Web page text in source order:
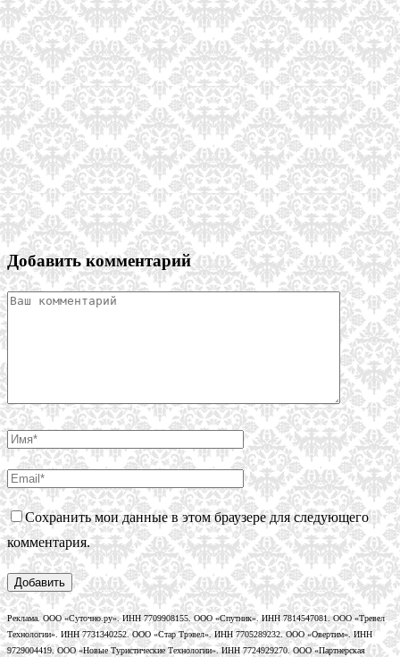
Добавить комментарий
Сохранить мои данные в этом браузере для следующего
комментария.
Реклама. ООО «Суточно.ру». ИНН 7709908155. ООО «Спутник». ИНН 7814547081. ООО «Тревел
Технологии». ИНН 7731340252. ООО «Стар Трэвел». ИНН 7705289232. ООО «Овертим». ИНН
9729004419. ООО «Новые Туристические Технологии». ИНН 7724929270. ООО «Партнерская